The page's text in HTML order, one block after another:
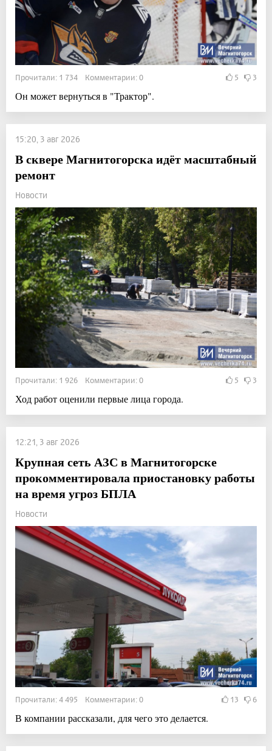
Прочитали: 1 734 Комментарии: 0 5 3
Он может вернуться в "Трактор".
15:20, 3 авг 2026
В сквере Магнитогорска идёт масштабный
ремонт
Новости
Прочитали: 1 926 Комментарии: 0 5 3
Ход работ оценили первые лица города.
12:21, 3 авг 2026
Крупная сеть АЗС в Магнитогорске
прокомментировала приостановку работы
на время угроз БПЛА
Новости
Прочитали: 4 495 Комментарии: 0 13 6
В компании рассказали, для чего это делается.